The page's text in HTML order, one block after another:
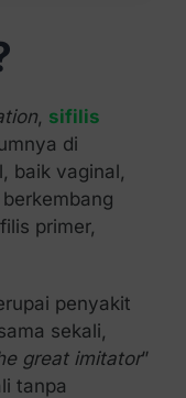
, sifilis
di
baik vaginal,
primer,
penyakit
sekali,
great imitator”
tanpa